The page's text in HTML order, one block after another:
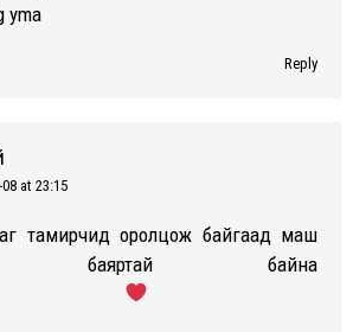
yma
Reply
08 at 23:15
тамирчид оролцож байгаад маш
баяртай байна